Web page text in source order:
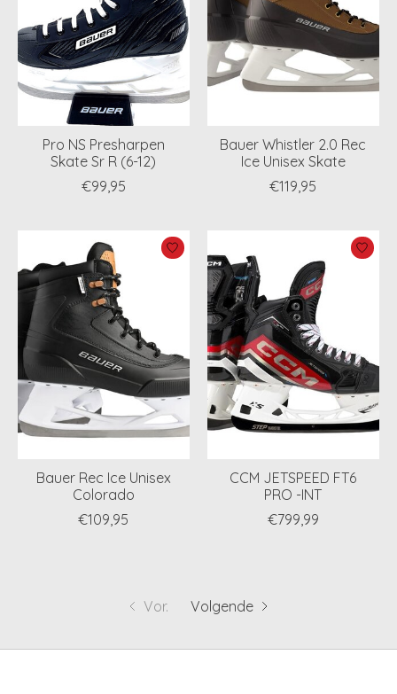
Pro NS Presharpen
Skate Sr R (6-12)
€99,95
Bauer Whistler 2.0 Rec
Ice Unisex Skate
€119,95
Bauer Rec Ice Unisex
Colorado
€109,95
CCM JETSPEED FT6
PRO -INT
€799,99
Vor. Volgende